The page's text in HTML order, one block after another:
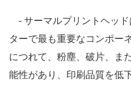
- サーマルプリントヘッ
ターで最も重要なコンポー
につれて、粉塵、破片、ま
能性があり、印刷品質を低